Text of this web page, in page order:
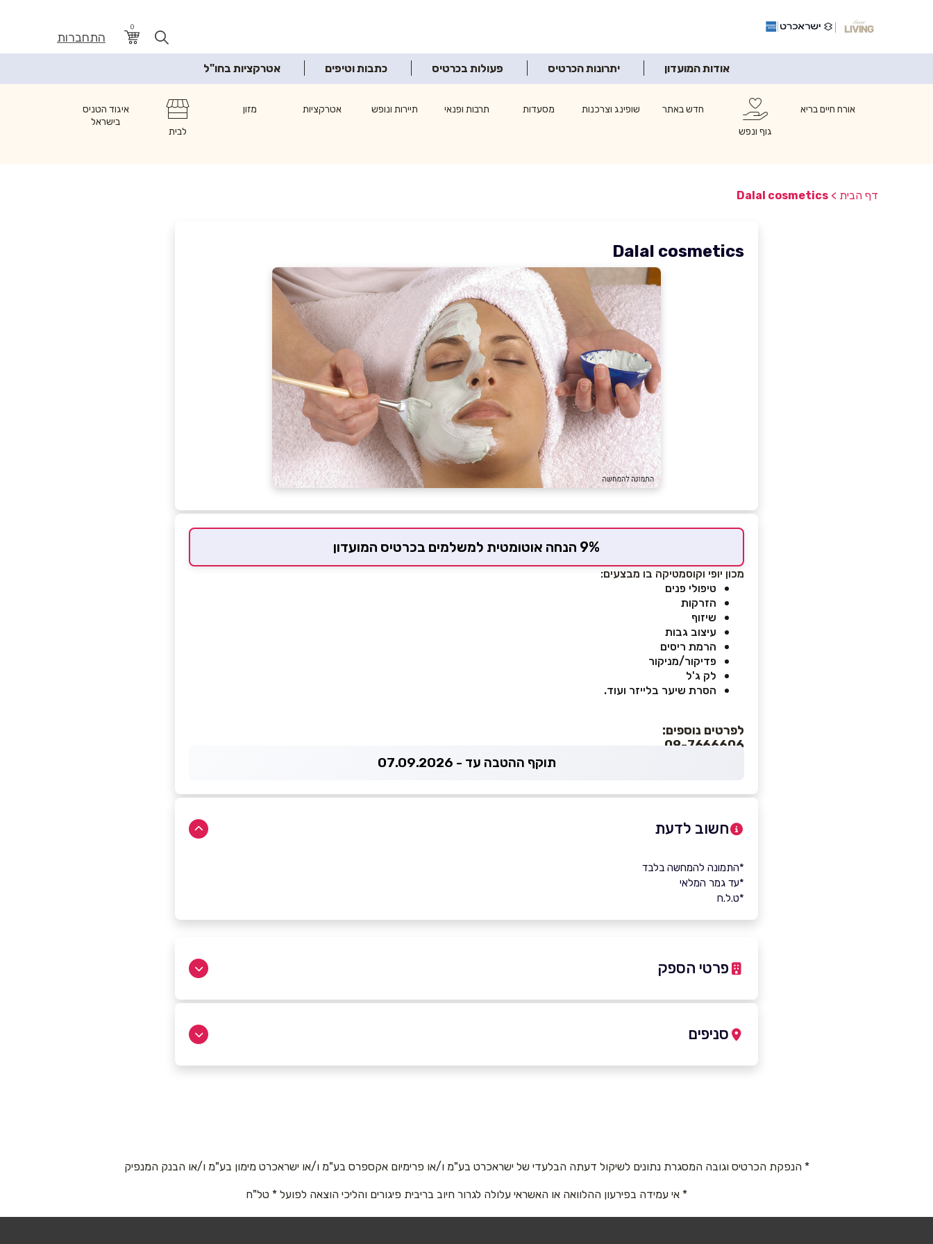
0
התחברות
אודות המועדון יתרונות הכרטיס פעולות בכרטיס כתבות וטיפים אטרקציות בחו"ל
אורח חיים בריא
גוף ונפש
חדש באתר שופינג וצרכנות מסעדות תרבות ופנאי תיירות ונופש אטרקציות
מזון
לבית
איגוד הטניס
בישראל
דף הבית >
Dalal cosmetics
Dalal cosmetics
9% הנחה אוטומטית למשלמים בכרטיס המועדון
מכון יופי וקוסמטיקה בו מבצעים:
טיפולי פנים
הזרקות
שיזוף
עיצוב גבות
הרמת ריסים
פדיקור/מניקור
לק ג'ל
הסרת שיער בלייזר ועוד.
לפרטים נוספים:
09-7666606
תוקף ההטבה עד - 07.09.2026
חשוב לדעת
*התמונה להמחשה בלבד
*עד גמר המלאי
*ט.ל.ח
פרטי הספק
נושא*
אנא חזרו אלי בקשר ל...
סניפים
* הנפקת הכרטיס וגובה המסגרת נתונים לשיקול דעתה הבלעדי של ישראכרט בע"מ ו/או פרימיום אקספרס בע"מ ו/או ישראכרט מימון בע"מ ו/או הבנק המנפיק
* אי עמידה בפירעון ההלוואה או האשראי עלולה לגרור חיוב בריבית פיגורים והליכי הוצאה לפועל * טל"ח